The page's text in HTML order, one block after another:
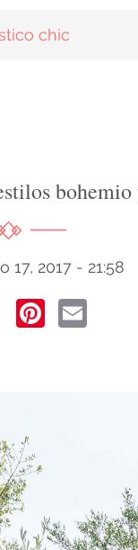
chic
17, 2017 - 21:58